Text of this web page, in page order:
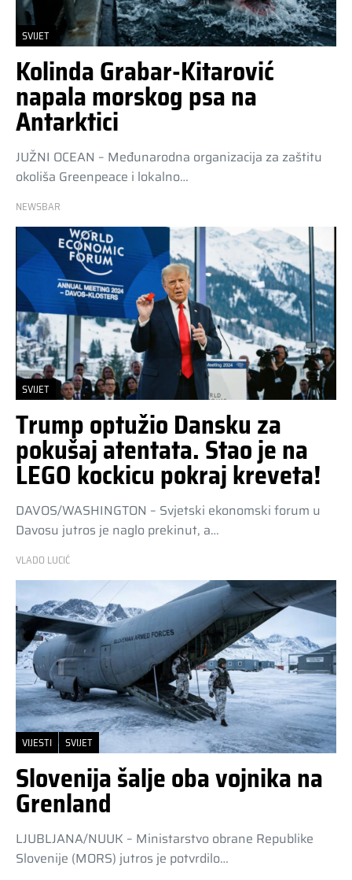
SVIJET
Kolinda Grabar-Kitarović
napala morskog psa na
Antarktici
JUŽNI OCEAN – Međunarodna organizacija za zaštitu
okoliša Greenpeace i lokalno…
NEWSBAR
SVIJET
Trump optužio Dansku za
pokušaj atentata. Stao je na
LEGO kockicu pokraj kreveta!
DAVOS/WASHINGTON – Svjetski ekonomski forum u
Davosu jutros je naglo prekinut, a…
VLADO LUCIĆ
VIJESTI SVIJET
Slovenija šalje oba vojnika na
Grenland
LJUBLJANA/NUUK – Ministarstvo obrane Republike
Slovenije (MORS) jutros je potvrdilo…